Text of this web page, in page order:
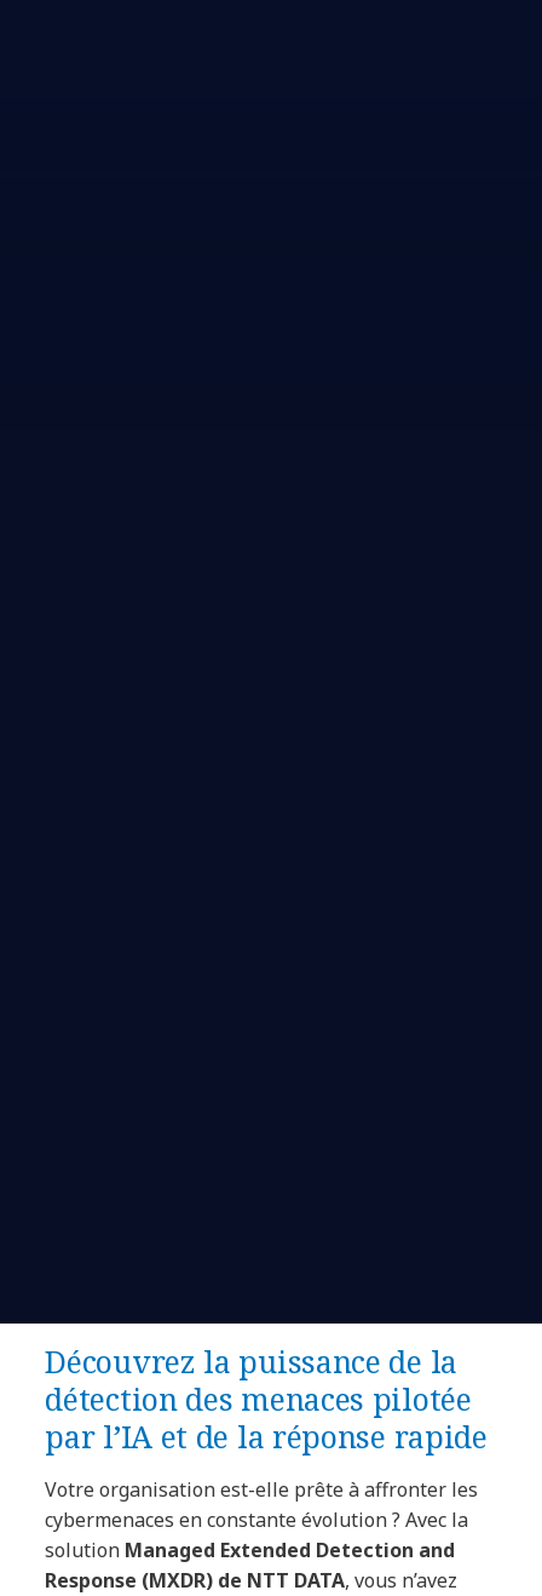
Découvrez la puissance de la
détection des menaces pilotée
par l’IA et de la réponse rapide
Votre organisation est-elle prête à affronter les
cybermenaces en constante évolution ? Avec la
solution Managed Extended Detection and
Response (MXDR) de NTT DATA, vous n’avez